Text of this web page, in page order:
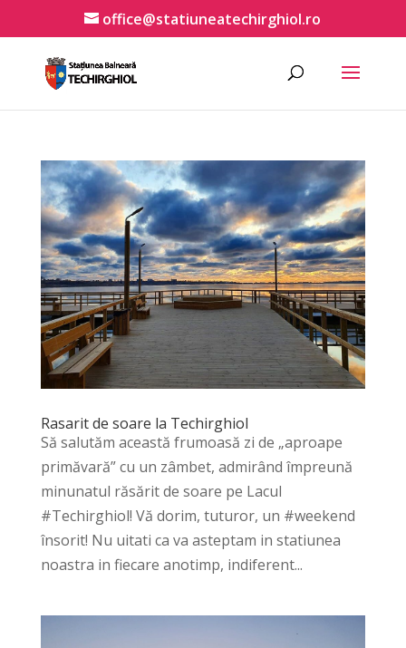
office@statiuneatechirghiol.ro
Rasarit de soare la Techirghiol
Să salutăm această frumoasă zi de „aproape
primăvară” cu un zâmbet, admirând împreună
minunatul răsărit de soare pe Lacul
#Techirghiol! Vă dorim, tuturor, un #weekend
însorit! Nu uitati ca va asteptam in statiunea
noastra in fiecare anotimp, indiferent...